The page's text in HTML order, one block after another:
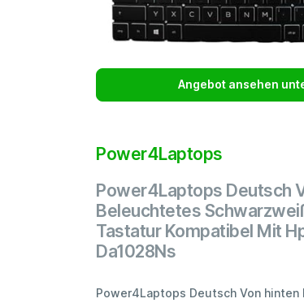
Angebot ansehen
Power4Laptops
Power4Laptops Deutsch
Beleuchtetes
Tastatur Kompatibel Mit
Da1028Ns
Power4Laptops Deutsch Von